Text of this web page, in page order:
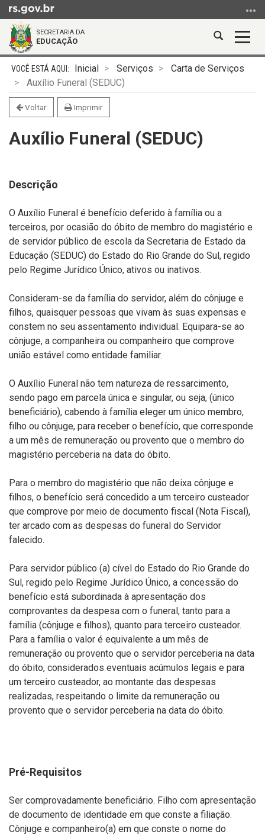
para
conteúdo
menu
para
SECRETARIA DA
EDUCAÇÃO
Abrir
busca
Início
conteúdo
Inicial Serviços
Carta de Serviços
Auxílio Funeral (SEDUC)
Voltar Imprimir
Auxílio Funeral (SEDUC)
Descrição
O Auxílio Funeral é benefício deferido à família ou a
terceiros, por ocasião do óbito de membro do magistério e
de servidor público de escola da Secretaria de Estado da
Educação (SEDUC) do Estado do Rio Grande do Sul, regido
pelo Regime Jurídico Único, ativos ou inativos.
Consideram-se da família do servidor, além do cônjuge e
filhos, quaisquer pessoas que vivam às suas expensas e
constem no seu assentamento individual. Equipara-se ao
cônjuge, a companheira ou companheiro que comprove
união estável como entidade familiar.
O Auxílio Funeral não tem natureza de ressarcimento,
sendo pago em parcela única e singular, ou seja, (único
beneficiário), cabendo à família eleger um único membro,
filho ou cônjuge, para receber o benefício, que corresponde
a um mês de remuneração ou provento que o membro do
magistério perceberia na data do óbito.
Para o membro do magistério que não deixa cônjuge e
filhos, o benefício será concedido a um terceiro custeador
que comprove por meio de documento fiscal (Nota Fiscal),
ter arcado com as despesas do funeral do Servidor
falecido.
Para servidor público (a) cível do Estado do Rio Grande do
Sul, regido pelo Regime Jurídico Único, a concessão do
benefício está subordinada à apresentação dos
comprovantes da despesa com o funeral, tanto para a
família (cônjuge e filhos), quanto para terceiro custeador.
Para a família o valor é equivalente a um mês de
remuneração ou provento que o servidor perceberia na data
do óbito, considerados eventuais acúmulos legais e para
um terceiro custeador, ao montante das despesas
realizadas, respeitando o limite da remuneração ou
provento que o servidor perceberia na data do óbito.
Pré-Requisitos
Ser comprovadamente beneficiário. Filho com apresentação
de documento de identidade em que conste a filiação.
Cônjuge e companheiro(a) em que conste o nome do